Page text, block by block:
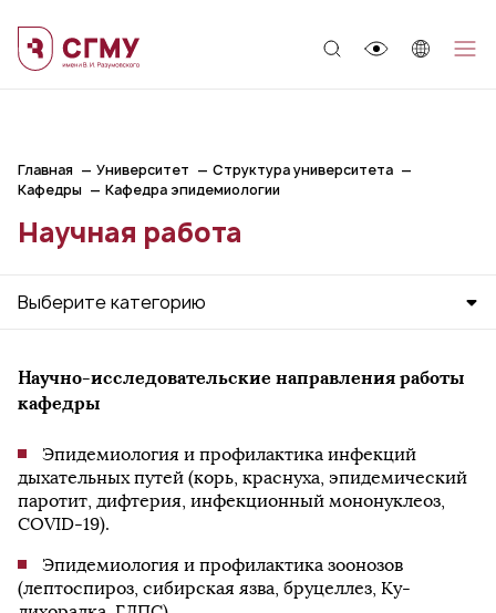
Главная Университет
Структура университета
Кафедры
Кафедра эпидемиологии
Научная работа
Выберите категорию
Научно-исследовательские направления работы
кафедры
Эпидемиология и профилактика инфекций
дыхательных путей (корь, краснуха, эпидемический
паротит, дифтерия, инфекционный мононуклеоз,
COVID-19).
Эпидемиология и профилактика зоонозов
(лептоспироз, сибирская язва, бруцеллез, Ку-